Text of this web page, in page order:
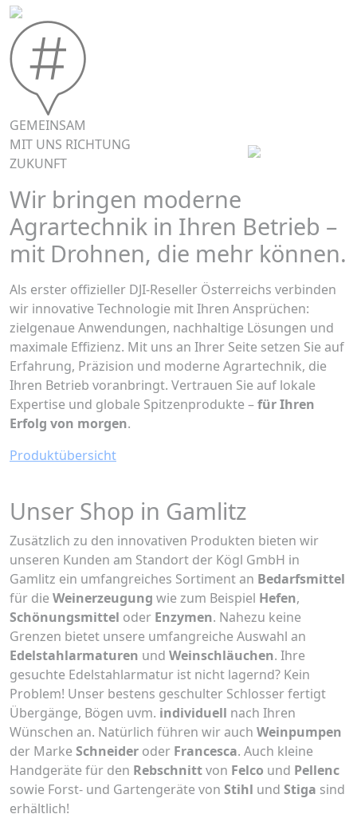
GEMEINSAM
MIT UNS RICHTUNG
ZUKUNFT
Wir bringen moderne
Agrartechnik in Ihren Betrieb –
mit Drohnen, die mehr können.
Als erster offizieller DJI-Reseller Österreichs verbinden
wir innovative Technologie mit Ihren Ansprüchen:
zielgenaue Anwendungen, nachhaltige Lösungen und
maximale Effizienz. Mit uns an Ihrer Seite setzen Sie auf
Erfahrung, Präzision und moderne Agrartechnik, die
Ihren Betrieb voranbringt. Vertrauen Sie auf lokale
Expertise und globale Spitzenprodukte –für Ihren
Erfolg von morgen.
Produktübersicht
Unser Shop in Gamlitz
Zusätzlich zu den innovativen Produkten bieten wir
unseren Kunden am Standort der Kögl GmbH in
Gamlitz ein umfangreiches Sortiment an Bedarfsmittel
für die Weinerzeugung wie zum Beispiel Hefen,
Schönungsmittel oder Enzymen. Nahezu keine
Grenzen bietet unsere umfangreiche Auswahl an
Edelstahlarmaturen und Weinschläuchen. Ihre
gesuchte Edelstahlarmatur ist nicht lagernd? Kein
Problem! Unser bestens geschulter Schlosser fertigt
Übergänge, Bögen uvm. individuell nach Ihren
Wünschen an. Natürlich führen wir auch Weinpumpen
der Marke Schneider oder Francesca. Auch kleine
Handgeräte für den Rebschnittvon Felco und Pellenc
sowie Forst- und Gartengeräte von Stihl und Stiga sind
erhältlich!